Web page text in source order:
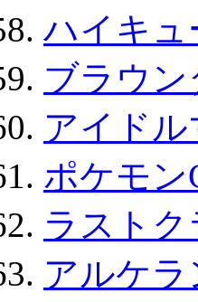
ハイキュ
ブラウ
アイド
ポケモン
ラスト
アルケラ